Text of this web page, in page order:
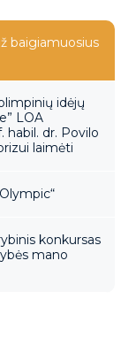
baigiamuosius
idėjų
LOA
habil. dr. Povilo
laimėti
konkursas
mano